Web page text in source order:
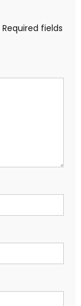
Required fields